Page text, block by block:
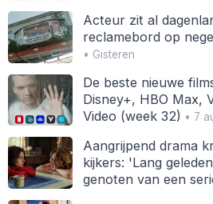
Acteur zit al
reclamebord op
• Gisteren
De beste nieuwe
Disney+, HBO Max,
Video (week 32) • 7
Aangrijpend drama
kijkers: 'Lang
genoten van een